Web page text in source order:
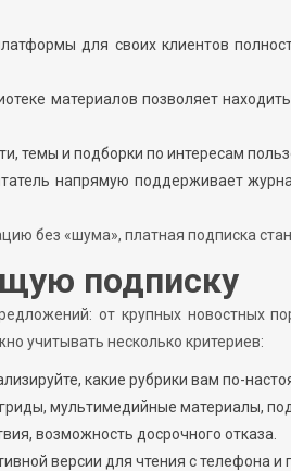
для своих клиентов
материалов позволяет
темы и подборки по интересам
напрямую поддерживает
без «шума», платная подписка
подписку
от крупных новостных
учитывать несколько критериев:
какие рубрики вам по-
мультимедийные материалы,
возможность досрочного отказа.
версии для чтения с телефона и